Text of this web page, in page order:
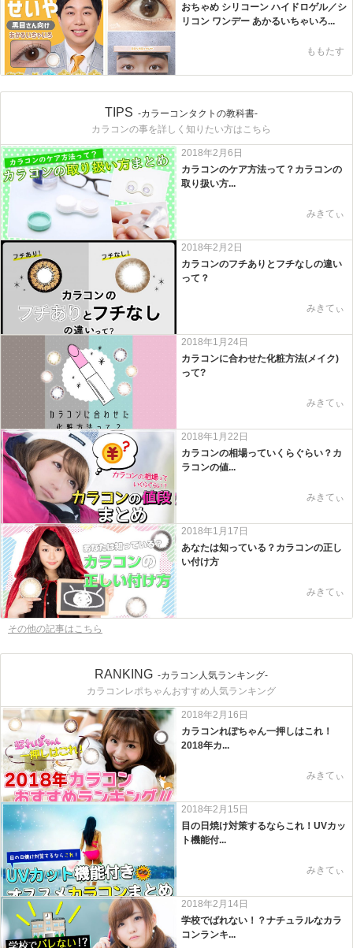
おちゃめ シリコーン ハイドロゲル／シ
リコン ワンデー あかるいちゃいろ...
ももたす
TIPS -カラーコンタクトの教科書-
カラコンの事を詳しく知りたい方はこちら
2018年2月6日
カラコンのケア方法って？カラコンの
取り扱い方...
みきてぃ
2018年2月2日
カラコンのフチありとフチなしの違い
って？
みきてぃ
2018年1月24日
カラコンに合わせた化粧方法(メイク)
って?
みきてぃ
2018年1月22日
カラコンの相場っていくらぐらい？カ
ラコンの値...
みきてぃ
2018年1月17日
あなたは知っている？カラコンの正し
い付け方
みきてぃ
その他の記事はこちら
RANKING -カラコン人気ランキング-
カラコンレポちゃんおすすめ人気ランキング
2018年2月16日
カラコンれぽちゃん一押しはこれ！
2018年カ...
みきてぃ
2018年2月15日
目の日焼け対策するならこれ！UVカッ
ト機能付...
みきてぃ
2018年2月14日
学校でばれない！？ナチュラルなカラ
コンランキ...